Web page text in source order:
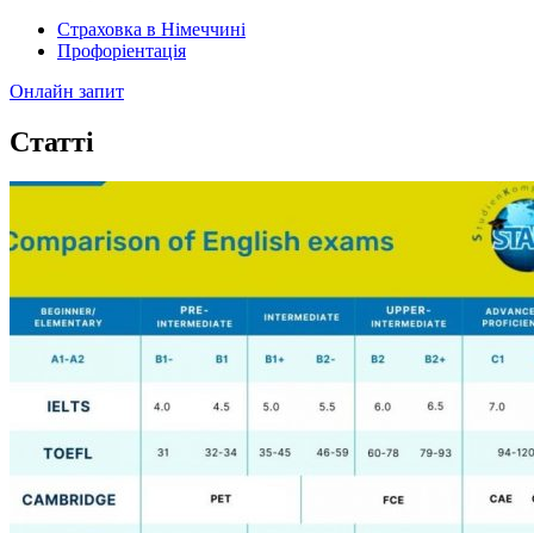
Страховка в Німеччині
Профоріентація
Онлайн запит
Статті